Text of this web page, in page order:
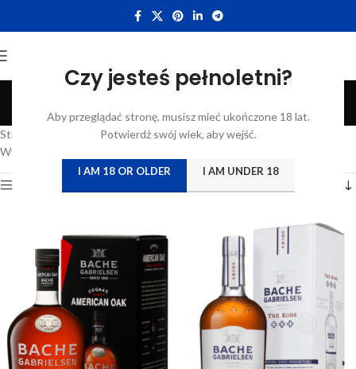
Czy jesteś pełnoletni?
Aby przeglądać stronę, musisz mieć ukończone 18 lat.
Potwierdź swój wiek, aby wejść.
I AM 18 OR OLDER I AM UNDER 18
Koniak
Categories
Strona główna
Katalog/Produkty oznaczone “Koniak”
Wyświetlanie wszystkich wyników: 7